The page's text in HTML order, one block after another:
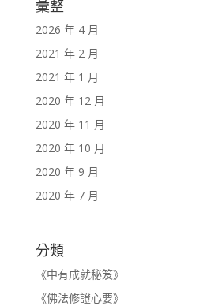
彙整
2026 年 4 月
2021 年 2 月
2021 年 1 月
2020 年 12 月
2020 年 11 月
2020 年 10 月
2020 年 9 月
2020 年 7 月
分類
《中有成就秘笈》
《佛法修證心要》